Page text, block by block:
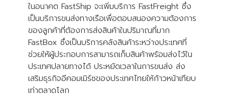
ในอนาคต FastShip จะเพิ่มบริการ FastFreight ซึ่ง
เป็นบริการขนส่งทางเรือเพื่อตอบสนองความต้องการ
ของลูกค้าที่ต้องการส่งสินค้าในปริมาณที่มาก
FastBox ซึ่งเป็นบริการคลังสินค้าระหว่างประเทศที่
ช่วยให้ผู้ประกอบการสามารถเก็บสินค้าพร้อมส่งไว้ใน
ประเทศปลายทางได้ ประหยัดเวลาในการขนส่ง ส่ง
เสริมธุรกิจอีคอมเมิร์ซของประเทศไทยให้ก้าวหน้าเทียบ
เท่าตลาดโลก